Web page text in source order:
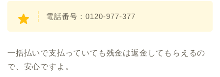
電話番号：0120-977-377
一括払いで支払っていても残金は返金してもらえるの
で、安心ですよ。